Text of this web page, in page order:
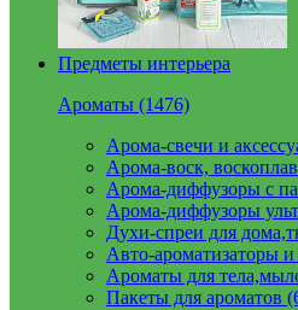
Предметы интерьера
Ароматы (1476)
Арома-свечи и
Арома-воск,
Арома-диффузоры с
Арома-диффузоры
Духи-спреи для
Авто-ароматизаторы и
Ароматы для
Пакеты для ароматов